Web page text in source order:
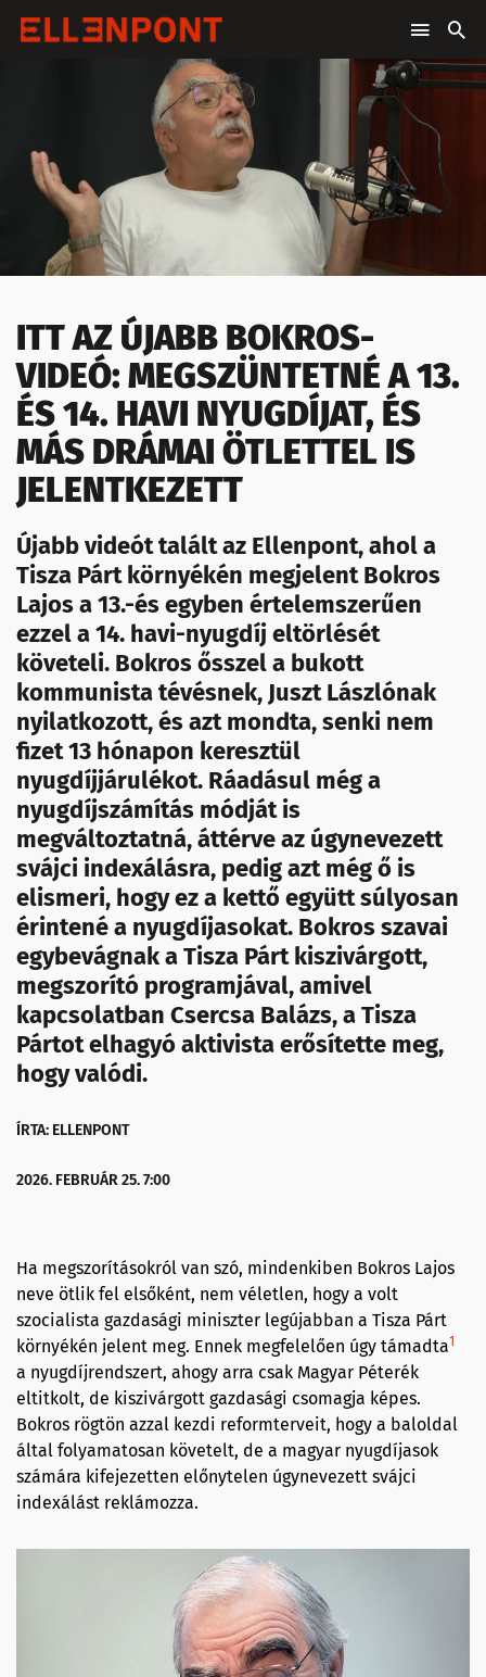
ITT AZ ÚJABB BOKROS-
VIDEÓ: MEGSZÜNTETNÉ A 13.
ÉS 14. HAVI NYUGDÍJAT, ÉS
MÁS DRÁMAI ÖTLETTEL IS
JELENTKEZETT
Újabb videót talált az Ellenpont, ahol a
Tisza Párt környékén megjelent Bokros
Lajos a 13.-és egyben értelemszerűen
ezzel a 14. havi-nyugdíj eltörlését
követeli. Bokros ősszel a bukott
kommunista tévésnek, Juszt Lászlónak
nyilatkozott, és azt mondta, senki nem
fizet 13 hónapon keresztül
nyugdíjjárulékot. Ráadásul még a
nyugdíjszámítás módját is
megváltoztatná, áttérve az úgynevezett
svájci indexálásra, pedig azt még ő is
elismeri, hogy ez a kettő együtt súlyosan
érintené a nyugdíjasokat. Bokros szavai
egybevágnak a Tisza Párt kiszivárgott,
megszorító programjával, amivel
kapcsolatban Csercsa Balázs, a Tisza
Pártot elhagyó aktivista erősítette meg,
hogy valódi.
ÍRTA: ELLENPONT
2026. FEBRUÁR 25. 7:00
Ha megszorításokról van szó, mindenkiben Bokros Lajos
neve ötlik fel elsőként, nem véletlen, hogy a volt
szocialista gazdasági miniszter legújabban a Tisza Párt
környékén jelent meg. Ennek megfelelően úgy támadta1
a nyugdíjrendszert, ahogy arra csak Magyar Péterék
eltitkolt, de kiszivárgott gazdasági csomagja képes.
Bokros rögtön azzal kezdi reformterveit, hogy a baloldal
által folyamatosan követelt, de a magyar nyugdíjasok
számára kifejezetten előnytelen úgynevezett svájci
indexálást reklámozza.